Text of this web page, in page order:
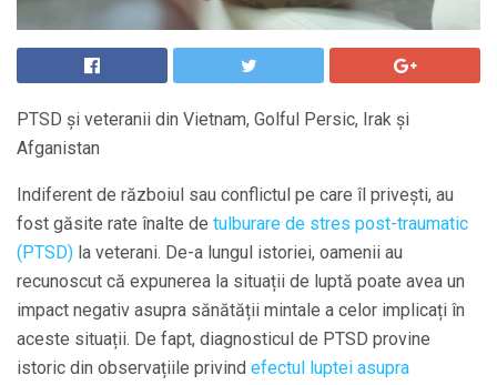
PTSD și veteranii din Vietnam, Golful Persic, Irak și
Afganistan
Indiferent de războiul sau conflictul pe care îl privești, au
fost găsite rate înalte de tulburare de stres post-traumatic
(PTSD) la veterani. De-a lungul istoriei, oamenii au
recunoscut că expunerea la situații de luptă poate avea un
impact negativ asupra sănătății mintale a celor implicați în
aceste situații. De fapt, diagnosticul de PTSD provine
istoric din observațiile privind efectul luptei asupra